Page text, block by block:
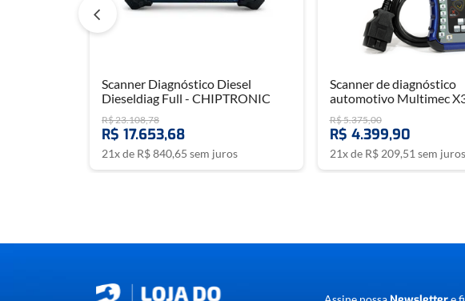
é a solução ideal para quem busca um
Para mais detalhes, solicite o manual de instruções no Chat ou
Scanner Diagnóstico Diesel
Dieseldiag Full - CHIPTRONIC
R$23.108,78
R$ 17.653,68
21x de R$840,65 sem juros
Scanner de diagnóstico
automotivo Multimec
R$5.375,00
R$ 4.399,90
21x de R$ 209,51 sem juros